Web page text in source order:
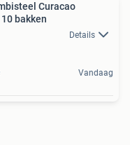
Curacao
bakken
Details
Vandaag